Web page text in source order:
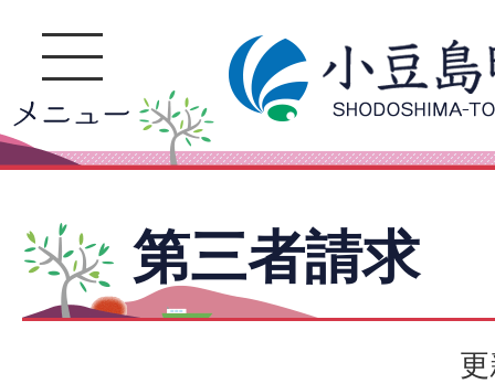
第三者請求